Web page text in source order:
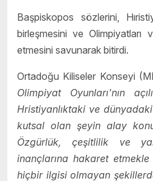
Başpiskopos sözlerini,
birleşmesini ve Olimpiyatları
etmesini savunarak bitirdi.
Ortadoğu Kiliseler Konseyi
Olimpiyat Oyunları'nın
Hristiyanlıktaki ve
kutsal olan şeyin alay
Özgürlük, çeşitlilik ve
inançlarına hakaret
hiçbir ilgisi olmayan